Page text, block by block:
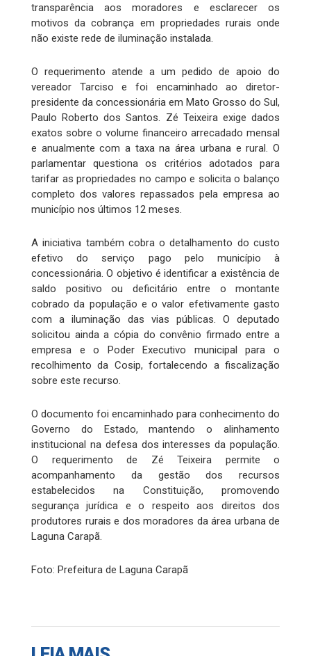
transparência aos moradores e esclarecer os
motivos da cobrança em propriedades rurais onde
não existe rede de iluminação instalada.
O requerimento atende a um pedido de apoio do
vereador Tarciso e foi encaminhado ao diretor-
presidente da concessionária em Mato Grosso do Sul,
Paulo Roberto dos Santos. Zé Teixeira exige dados
exatos sobre o volume financeiro arrecadado mensal
e anualmente com a taxa na área urbana e rural. O
parlamentar questiona os critérios adotados para
tarifar as propriedades no campo e solicita o balanço
completo dos valores repassados pela empresa ao
município nos últimos 12 meses.
A iniciativa também cobra o detalhamento do custo
efetivo do serviço pago pelo município à
concessionária. O objetivo é identificar a existência de
saldo positivo ou deficitário entre o montante
cobrado da população e o valor efetivamente gasto
com a iluminação das vias públicas. O deputado
solicitou ainda a cópia do convênio firmado entre a
empresa e o Poder Executivo municipal para o
recolhimento da Cosip, fortalecendo a fiscalização
sobre este recurso.
O documento foi encaminhado para conhecimento do
Governo do Estado, mantendo o alinhamento
institucional na defesa dos interesses da população.
O requerimento de Zé Teixeira permite o
acompanhamento da gestão dos recursos
estabelecidos na Constituição, promovendo
segurança jurídica e o respeito aos direitos dos
produtores rurais e dos moradores da área urbana de
Laguna Carapã.
Foto: Prefeitura de Laguna Carapã